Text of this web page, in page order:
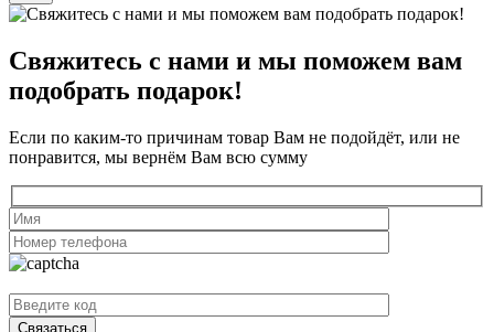
Свяжитесь с нами и мы поможем вам
подобрать подарок!
Если по каким-то причинам товар Вам не подойдёт, или не
понравится, мы вернём Вам всю сумму